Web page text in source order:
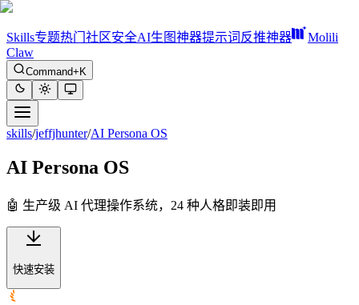
Skills专题热门 社区安全AI生图神器提示词反推神器
Molili
Claw
Command+K
skills/jeffjhunter/AI Persona OS
AI Persona OS
🤖 生产级 AI 代理操作系统，24 种人格即装即用
快速安装